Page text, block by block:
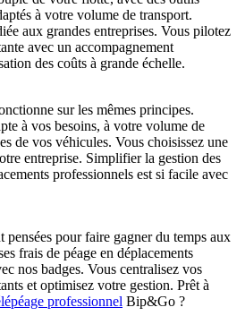
à votre volume de transport.
aux grandes entreprises. Vous pilotez
avec un accompagnement
des coûts à grande échelle.
sur les mêmes principes.
à vos besoins, à votre volume de
de vos véhicules. Vous choisissez une
entreprise. Simplifier la gestion des
professionnels est si facile avec
pour faire gagner du temps aux
frais de péage en déplacements
nos badges. Vous centralisez vos
et optimisez votre gestion. Prêt à
professionnel Bip&Go ?